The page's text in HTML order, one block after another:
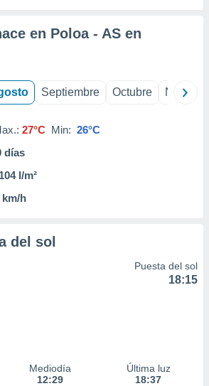
en Poloa - AS en
Septiembre Octubre
27°C Min: 26°C
días
104 l/m²
km/h
del sol
Puesta del sol
18:15
Mediodía
12:29
Última luz
18:37